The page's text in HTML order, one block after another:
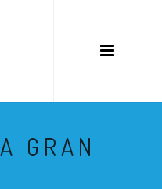
GRAN